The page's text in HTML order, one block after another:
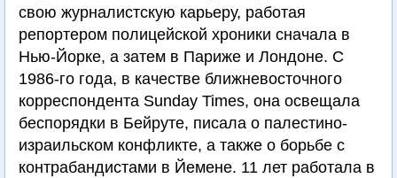
свою журналистскую карьеру, работая
репортером полицейской хроники сначала в
Нью-Йорке, а затем в Париже и Лондоне. С
1986-го года, в качестве ближневосточного
корреспондента Sunday Times, она освещала
беспорядки в Бейруте, писала о палестино-
израильском конфликте, а также о борьбе с
контрабандистами в Йемене. 11 лет работала в